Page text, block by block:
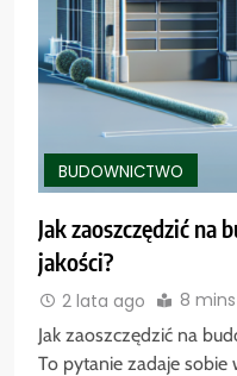
BUDOWNICTWO
Jak zaoszczędzić na
jakości?
2 lata ago 8 mins
Jak zaoszczędzić na
To pytanie zadaje sobie